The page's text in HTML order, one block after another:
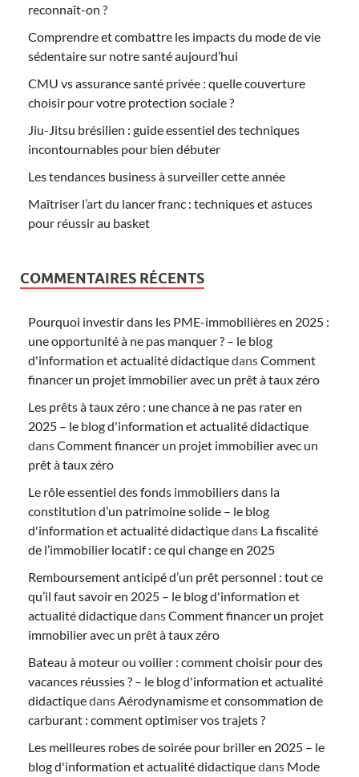
reconnaît-on ?
Comprendre et combattre les impacts du mode de vie
sédentaire sur notre santé aujourd’hui
CMU vs assurance santé privée : quelle couverture
choisir pour votre protection sociale ?
Jiu-Jitsu brésilien : guide essentiel des techniques
incontournables pour bien débuter
Les tendances business à surveiller cette année
Maîtriser l’art du lancer franc : techniques et astuces
pour réussir au basket
COMMENTAIRES RÉCENTS
Pourquoi investir dans les PME-immobilières en 2025 :
une opportunité à ne pas manquer ? – le blog
d'information et actualité didactiquedansComment
financer un projet immobilier avec un prêt à taux zéro
Les prêts à taux zéro : une chance à ne pas rater en
2025 – le blog d'information et actualité didactique
dansComment financer un projet immobilier avec un
prêt à taux zéro
Le rôle essentiel des fonds immobiliers dans la
constitution d’un patrimoine solide – le blog
d'information et actualité didactiquedans La fiscalité
de l’immobilier locatif : ce qui change en 2025
Remboursement anticipé d’un prêt personnel : tout ce
qu’il faut savoir en 2025 – le blog d'information et
actualité didactiquedansComment financer un projet
immobilier avec un prêt à taux zéro
Bateau à moteur ou voilier : comment choisir pour des
vacances réussies ? – le blog d'information et actualité
didactiquedans Aérodynamisme et consommation de
carburant : comment optimiser vos trajets ?
Les meilleures robes de soirée pour briller en 2025 – le
blog d'information et actualité didactiquedans Mode